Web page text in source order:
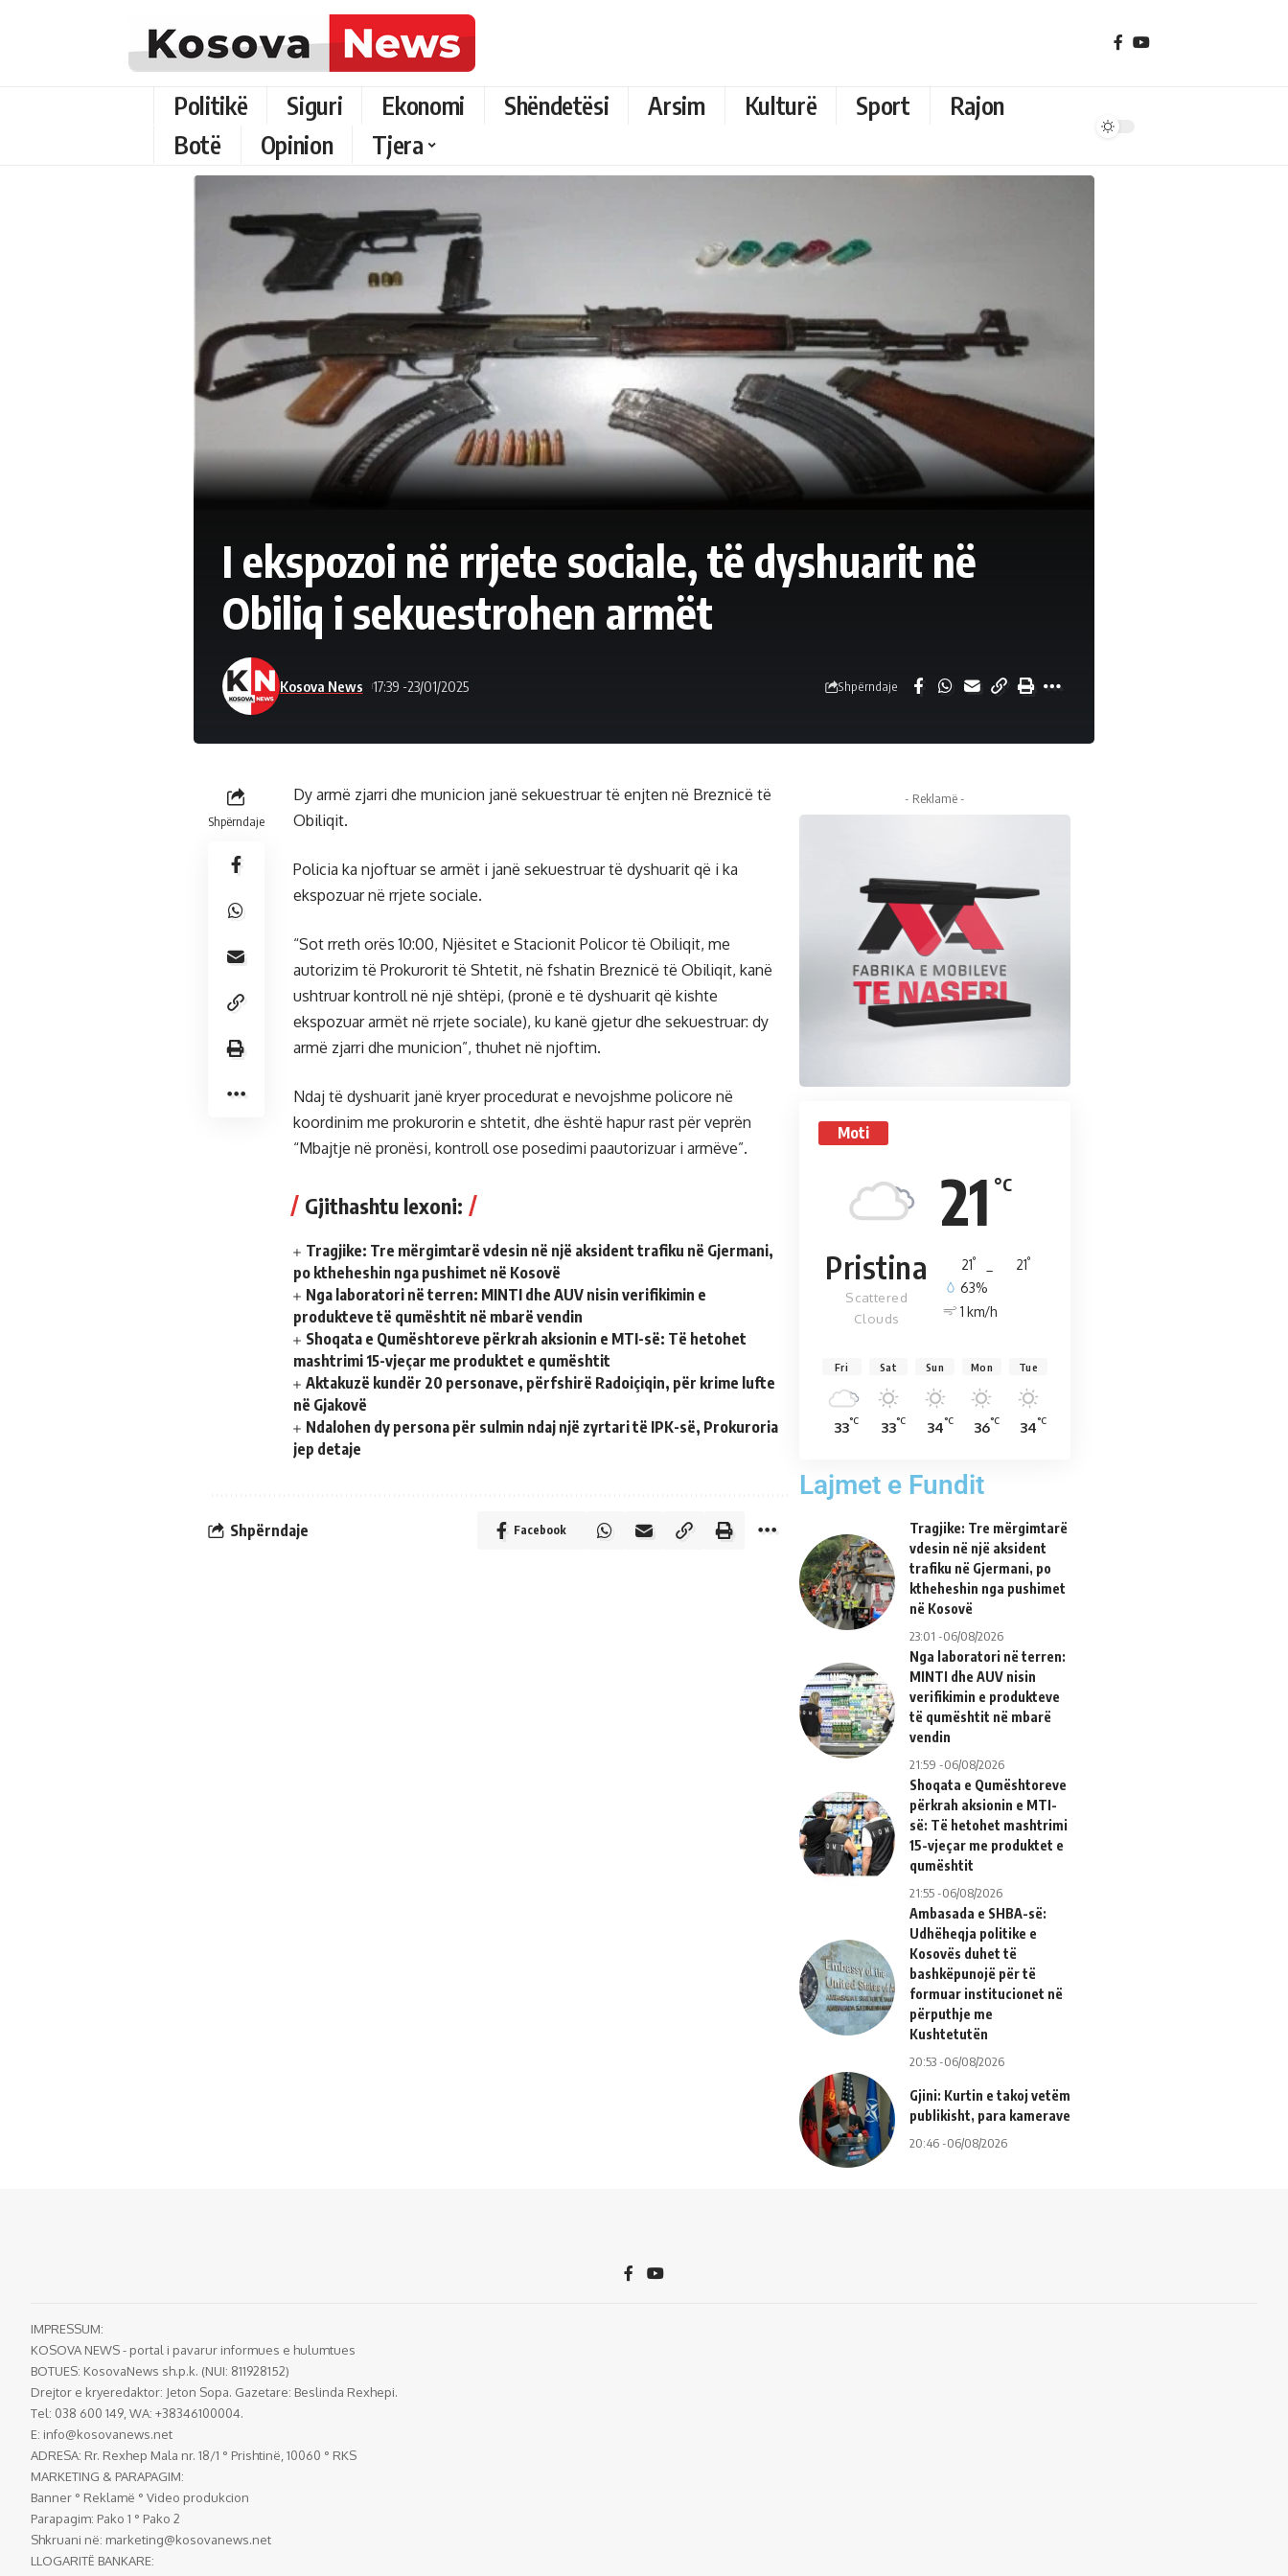
Politikë Siguri Ekonomi Shëndetësi Arsim Kulturë Sport
Rajon
Botë
Opinion Tjera
I ekspozoi në rrjete sociale, të dyshuarit në
Obiliq i sekuestrohen armët
Kosova News 17:39 -23/01/2025 Shpërndaje
Shpërndaje
Dy armë zjarri dhe municion janë sekuestruar të enjten në Breznicë të
Obiliqit.
Policia ka njoftuar se armët i janë sekuestruar të dyshuarit që i ka
ekspozuar në rrjete sociale.
“Sot rreth orës 10:00, Njësitet e Stacionit Policor të Obiliqit, me
autorizim të Prokurorit të Shtetit, në fshatin Breznicë të Obiliqit, kanë
ushtruar kontroll në një shtëpi, (pronë e të dyshuarit që kishte
ekspozuar armët në rrjete sociale), ku kanë gjetur dhe sekuestruar: dy
armë zjarri dhe municion”, thuhet në njoftim.
Ndaj të dyshuarit janë kryer procedurat e nevojshme policore në
koordinim me prokurorin e shtetit, dhe është hapur rast për veprën
“Mbajtje në pronësi, kontroll ose posedimi paautorizuar i armëve”.
Gjithashtu lexoni:
Tragjike: Tre mërgimtarë vdesin në një aksident trafiku në Gjermani,
po ktheheshin nga pushimet në Kosovë
Nga laboratori në terren: MINTI dhe AUV nisin verifikimin e
produkteve të qumështit në mbarë vendin
Shoqata e Qumështoreve përkrah aksionin e MTI-së: Të hetohet
mashtrimi 15-vjeçar me produktet e qumështit
Aktakuzë kundër 20 personave, përfshirë Radoiçiqin, për krime lufte
në Gjakovë
Ndalohen dy persona për sulmin ndaj një zyrtari të IPK-së, Prokuroria
jep detaje
Shpërndaje Facebook
- Reklamë -
Moti
21 °C
Pristina
Scattered
Clouds
21° 21°
63%
1 km/h
Fri
33°C
Sat
33°C
Sun
34°C
Mon
36°C
Tue
34°C
Lajmet e Fundit
Tragjike: Tre mërgimtarë
vdesin në një aksident
trafiku në Gjermani, po
ktheheshin nga pushimet
në Kosovë
23:01 -06/08/2026
Nga laboratori në terren:
MINTI dhe AUV nisin
verifikimin e produkteve
të qumështit në mbarë
vendin
21:59 -06/08/2026
Shoqata e Qumështoreve
përkrah aksionin e MTI-
së: Të hetohet mashtrimi
15-vjeçar me produktet e
qumështit
21:55 -06/08/2026
Ambasada e SHBA-së:
Udhëheqja politike e
Kosovës duhet të
bashkëpunojë për të
formuar institucionet në
përputhje me
Kushtetutën
20:53 -06/08/2026
Gjini: Kurtin e takoj vetëm
publikisht, para kamerave
20:46 -06/08/2026
IMPRESSUM:
KOSOVA NEWS - portal i pavarur informues e hulumtues
BOTUES: KosovaNews sh.p.k. (NUI: 811928152)
Drejtor e kryeredaktor: Jeton Sopa. Gazetare: Beslinda Rexhepi.
Tel: 038 600 149, WA: +38346100004.
E: info@kosovanews.net
ADRESA: Rr. Rexhep Mala nr. 18/1 ° Prishtinë, 10060 ° RKS
MARKETING & PARAPAGIM:
Banner ° Reklamë ° Video produkcion
Parapagim: Pako 1 ° Pako 2
Shkruani në: marketing@kosovanews.net
LLOGARITË BANKARE: